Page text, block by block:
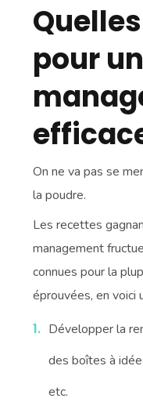
pour
On ne va pas se
la poudre.
Les recettes
management
connues pour la
éprouvées, en voici
Développer la
des boîtes à
etc.